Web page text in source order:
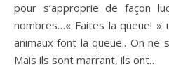
pour s’approprie de façon
nombres…« Faites la queue!
animaux font la queue.. On ne
Mais ils sont marrant, ils ont…